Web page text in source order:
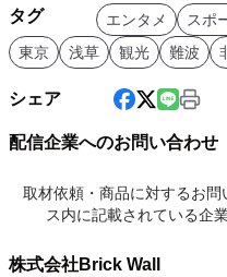
タグ エンタメ スポ
東京
浅草 観光 難波
シェア
配信企業へのお問い合わせ
取材依頼・商品に対するお
ス内に記載されている企
株式会社Brick Wall